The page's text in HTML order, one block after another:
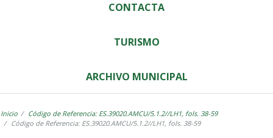
CONTACTA
TURISMO
ARCHIVO MUNICIPAL
Inicio
Código de Referencia: ES.39020.AMCU/5.1.2//LH1, fols. 38-59
Código de Referencia: ES.39020.AMCU/5.1.2//LH1, fols. 38-59